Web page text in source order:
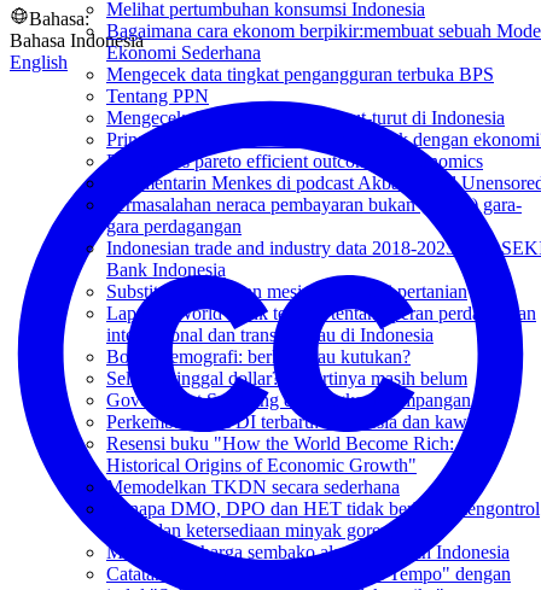
Melihat pertumbuhan konsumsi Indonesia
Bagaimana cara ekonom berpikir:membuat sebuah
Ekonomi Sederhana
Mengecek data tingkat pengangguran terbuka BPS
Tentang PPN
Mengecek deflasi 5 bulan berturut-turut di Indonesia
Prinsip realisme ala Mersheimer. Cocok dengan
Realism vs pareto efficient outcome in economics
Ngomentarin Menkes di podcast Akbar Faizal
Permasalahan neraca pembayaran bukan (hanya) gara-
gara perdagangan
Indonesian trade and industry data 2018-2023 from
Bank Indonesia
Substitusi buruh dan mesin di industri pertanian
Laporan World Bank terbaru tentang peran perdagangan
internasional dan transisi hijau di Indonesia
Bonus demografi: berkah atau kutukan?
Selamat tinggal dollar? Sepertinya masih belum
Government Spending dan tingkat ketimpangan
Perkembangan FDI terbaru: Indonesia dan kawasan
Resensi buku "How the World Become Rich: the
Historical Origins of Economic Growth"
Memodelkan TKDN secara sederhana
Kenapa DMO, DPO dan HET tidak berhasil mengontrol
harga dan ketersediaan minyak goreng
Manajemen harga sembako ala pemerintah Indonesia
Catatan hasil nonton acara "Ngobrol Tempo" dengan
Bahasa:
Bahasa Indonesia
English